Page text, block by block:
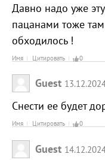
Давно надо уже
пацанами тоже
обходилось !
Имя Цитировать 0
Guest
Снести ее будет
Имя Цитировать 0
Guest